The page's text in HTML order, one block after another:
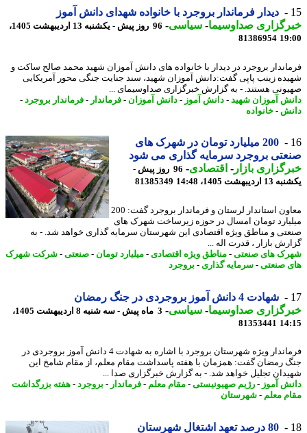
دیدار فرماندار بروجرد با خانواده شهدای دانش آموز
صداوسیما-سیاسی-
96 روز پیش - یکشنبه 13 اردیبهشت 1405،
81386954
بروجرد در دیدار با خانواده های دانش آموزان شهید محمد صالح ساکت و
زینب پاپی گفت:دانش آموزان شهید، سند جنایت جنگی محور آمریکایی
هستند. - به گزارش خبرگزاری صداوسیمای ...
آموزان شهید-دانش آموز -دانش آموزان- فرماندار-فرماندار بروجرد-
-خانواده
200 میلیارد تومان در شهرک های
بروجرد سرمایه گذاری می شود
بازار- اقتصادی-
96 روز پیش -
1405، 14:48
81385349
معاون استاندار لرستان و فرماندار بروجرد گفت: 200
تومان امسال در حوزه زیرساخت شهرک های
و مناطق ویژه اقتصادی این شهرستان سرمایه گذاری خواهد شد. - به
بازار ، قدرت اله ...
های صنعتی-مناطق ویژه اقتصادی-میلیارد تومان-صنعتی-شرکت شهرک
صنعتی-سرمایه گذاری- بروجرد
شهادت 4 دانش آموز بروجردی در جنگ رمضان
صداوسیما-سیاسی-
3 ماه پیش - سه شنبه 8 اردیبهشت 1405،
81353441
فرماندار ویژه شهرستان بروجرد با اشاره به شهادت 4 دانش آموز بروجردی در
رمضان گفت: همزمان با هفته پاسداشت مقام معلم، از مقام شامخ این
تجلیل خواهد شد. - به گزارش خبرگزاری صدا ...
آموز -رژیم صهیونیستی-مقام معلم-فرماندار-بروجرد-هفته بزرگداشت
معلم-شهرستان
80 درصد تعهد اشتغال شهرستان